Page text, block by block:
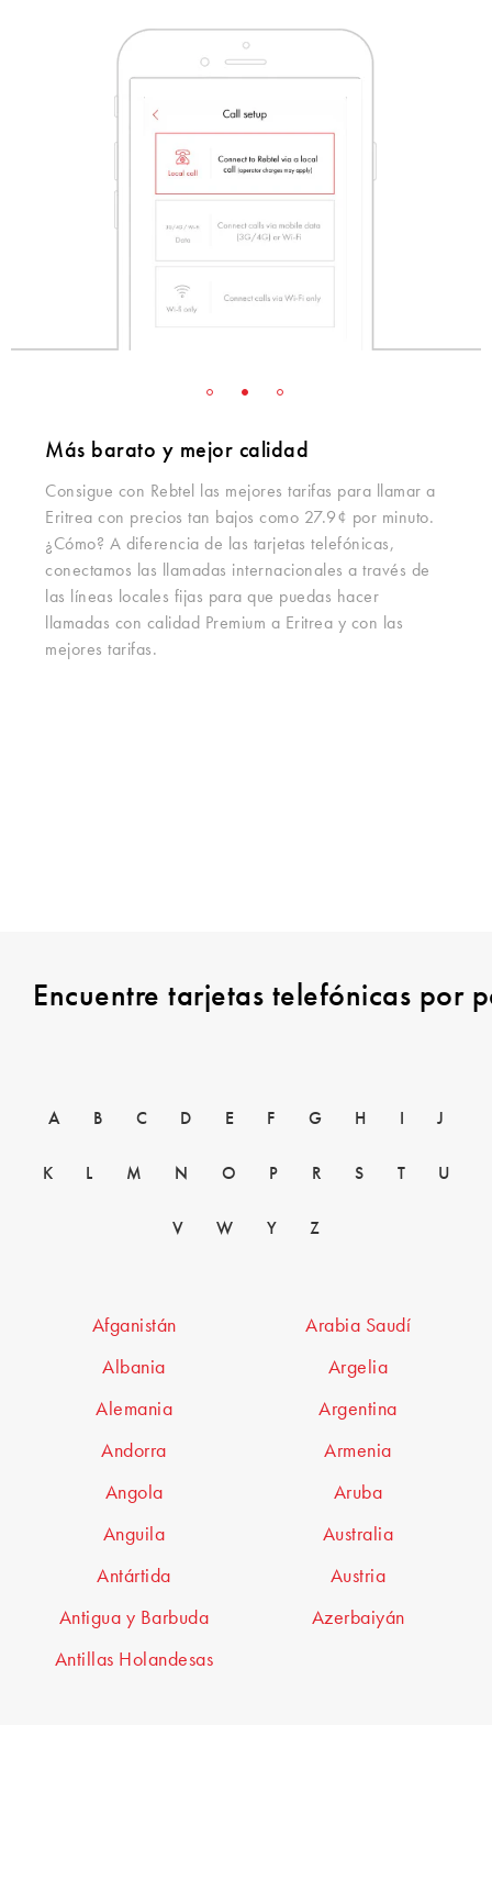
Más barato y mejor calidad
Consigue con Rebtel las mejores tarifas para llamar a
Eritrea con precios tan bajos como 27.9¢ por minuto.
¿Cómo? A diferencia de las tarjetas telefónicas,
conectamos las llamadas internacionales a través de
las líneas locales fijas para que puedas hacer
llamadas con calidad Premium a Eritrea y con las
mejores tarifas.
Encuentre tarjetas telefónicas por
A B C D E F G H J
K L M N O P R S T U
V W Y Z
Afganistán
Albania
Alemania
Andorra
Angola
Anguila
Antártida
Antigua y Barbuda
Antillas Holandesas
Arabia Saudí
Argelia
Argentina
Armenia
Aruba
Australia
Austria
Azerbaiyán